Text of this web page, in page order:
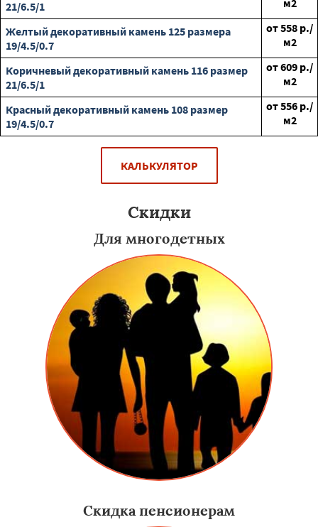
21/6.5/1
м2
Желтый декоративный камень 125 размера
19/4.5/0.7
от558 р./
м2
Коричневый декоративный камень 116 размер
21/6.5/1
от609 р./
м2
Красный декоративный камень 108 размер
19/4.5/0.7
от556 р./
м2
КАЛЬКУЛЯТОР
Скидки
Для многодетных
Скидка пенсионерам